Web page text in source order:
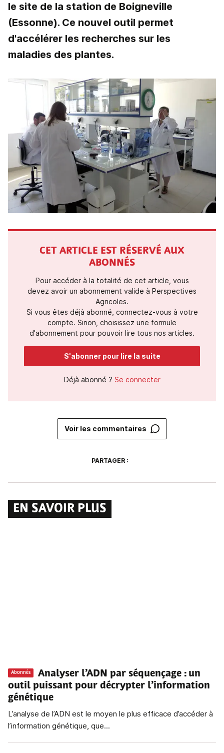
le site de la station de Boigneville
(Essonne). Ce nouvel outil permet
d'accélérer les recherches sur les
maladies des plantes.
CET ARTICLE EST RÉSERVÉ AUX
ABONNÉS
Pour accéder à la totalité de cet article, vous
devez avoir un abonnement valide à Perspectives
Agricoles.
Si vous êtes déjà abonné, connectez-vous à votre
compte. Sinon, choisissez une formule
d'abonnement pour pouvoir lire tous nos articles.
S'abonner pour lire la suite
Déjà abonné ? Se connecter
Voir les commentaires
PARTAGER :
EN SAVOIR PLUS
Abonnés Analyser l’ADN par séquençage : un
outil puissant pour décrypter l’information
génétique
L’analyse de l’ADN est le moyen le plus efficace d’accéder à
l’information génétique, que...